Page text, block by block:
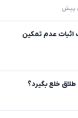
اثبات عدم تمکین
خلع بگیرد؟